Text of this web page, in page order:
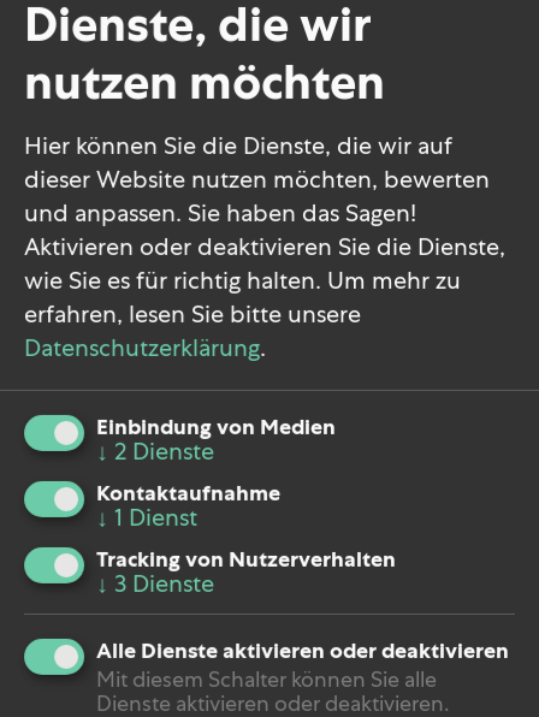
Dienste, die wir
nutzen möchten
Hier können Sie die Dienste, die wir auf
dieser Website nutzen möchten, bewerten
und anpassen. Sie haben das Sagen!
Aktivieren oder deaktivieren Sie die Dienste,
wie Sie es für richtig halten. Um mehr zu
erfahren, lesen Sie bitte unsere
Datenschutzerklärung.
Einbindung von Medien
↓ 2 Dienste
Kontaktaufnahme
↓ 1 Dienst
Tracking von Nutzerverhalten
↓ 3 Dienste
Alle Dienste aktivieren oder deaktivieren
Mit diesem Schalter können Sie alle
Dienste aktivieren oder deaktivieren.